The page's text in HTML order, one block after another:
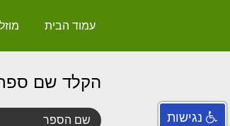
עמוד הבית
הקלד שם
נגישות